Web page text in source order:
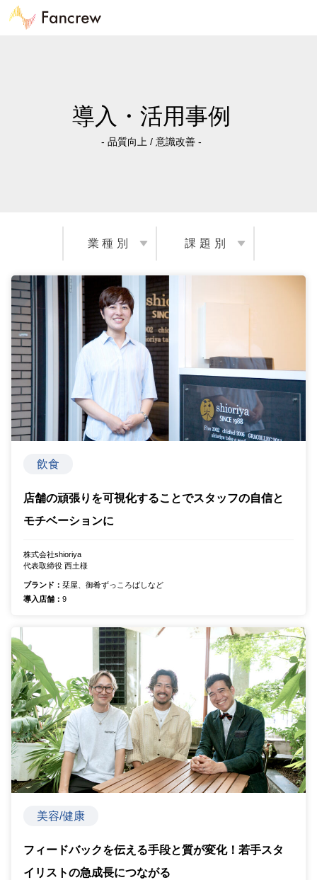
導入・活用事例
- 品質向上 / 意識改善 -
業種別 課題別
飲食
店舗の頑張りを可視化することでスタッフの自信と
モチベーションに
株式会社shioriya
代表取締役 西土様
ブランド： 栞屋、御肴ずっころばしなど
導入店舗： 9
美容/健康
フィードバックを伝える手段と質が変化！若手スタ
イリストの急成長につながる